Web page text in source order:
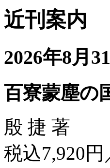
近刊案内
2026年8月
百寮蒙塵の
殷 捷 著
税込7,920